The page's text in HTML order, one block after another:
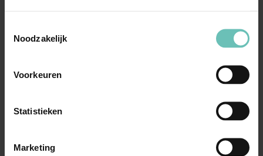
Noodzakelijk
Voorkeuren
Statistieken
Marketing